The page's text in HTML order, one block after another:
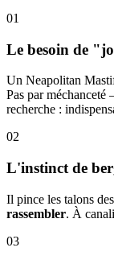
01
Le besoin de
Un Neapolitan
Pas par
recherche :
02
L'instinct de
Il pince les talons
rassembler. À
03